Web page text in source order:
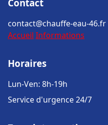
Contact
contact@chauffe-eau-46.fr
Accueil Informations
Horaires
Lun-Ven: 8h-19h
Service d'urgence 24/7